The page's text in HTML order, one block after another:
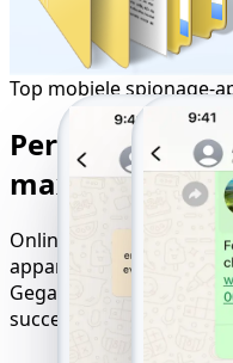
Top mobiele spionage-
Perfecte
maximale
Online hacktool voor
apparaten,
Gegarandeerde
succes'-logica.